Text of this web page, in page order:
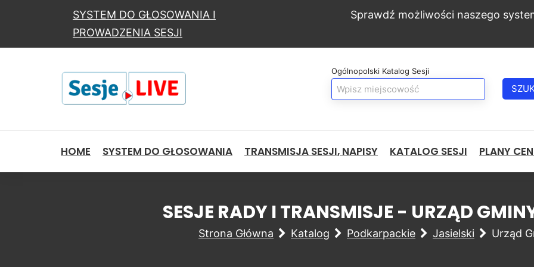
SYSTEM DO GŁOSOWANIA I
PROWADZENIA SESJI
Sprawdź możliwości naszego
Ogólnopolski Katalog Sesji
HOME SYSTEM DO GŁOSOWANIA TRANSMISJA SESJI, NAPISY KATALOG SESJI PLANY
SESJE RADY I TRANSMISJE - URZĄD
Strona Główna Katalog Podkarpackie Jasielski Urząd